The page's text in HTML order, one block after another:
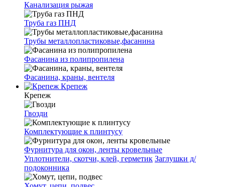
Канализация рыжая
Труба газ ПНД
Трубы металлопластиковые,фасанина
Фасанина из полипропилена
Фасанина, краны, вентеля
Крепеж
Крепеж
Гвозди
Комплектующие к плинтусу
Фурнитура для окон, ленты кровельные
Уплотнители, скотчи, клей, герметик Заглушки д/
подоконника